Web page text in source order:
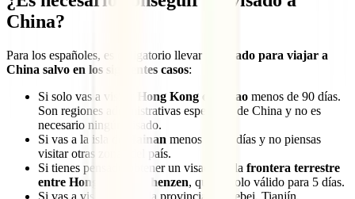
China?
Para los españoles, es obligatorio llevar un
visado para viajar a
China salvo en los siguientes casos:
Si solo vas a visitar
Hong Kong o Macao menos de 90 días.
Son regiones administrativas especiales de China y no es
necesario ningún visado.
Si vas a la isla de
Hainan menos de 30 días y no piensas
visitar otras zonas del país.
Si tienes pensado obtener un visado en la frontera terrestre
entre Hong Kong y Shenzen, que es solo válido para 5 días.
Si vas a visitar Pekín, la provincia de Hebei, Tianjín,